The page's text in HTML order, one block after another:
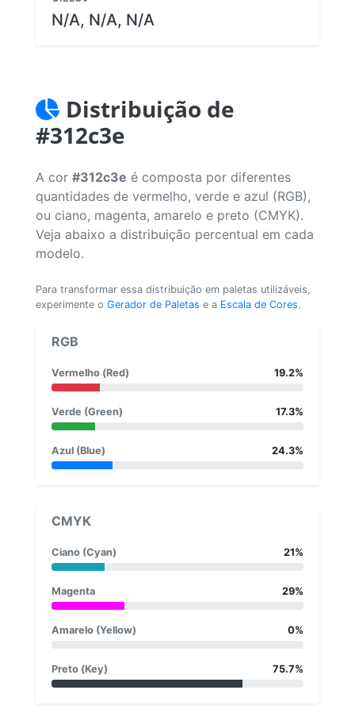
N/A, N/A, N/A
Distribuição de
#312c3e
A cor #312c3e é composta por diferentes
quantidades de vermelho, verde e azul (RGB),
ou ciano, magenta, amarelo e preto (CMYK).
Veja abaixo a distribuição percentual em cada
modelo.
Para transformar essa distribuição em paletas utilizáveis,
experimente o Gerador de Paletas e a Escala de Cores.
RGB
Vermelho (Red) 19.2%
Verde (Green) 17.3%
Azul (Blue) 24.3%
CMYK
Ciano (Cyan) 21%
Magenta 29%
Amarelo (Yellow) 0%
Preto (Key) 75.7%